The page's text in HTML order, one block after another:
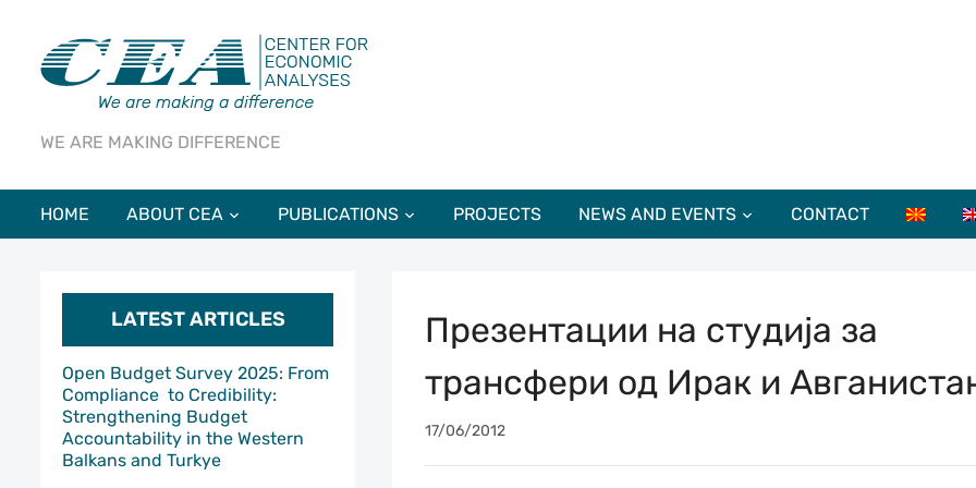
WE ARE MAKING DIFFERENCE
HOME ABOUT CEA PUBLICATIONS PROJECTS NEWS AND EVENTS CONTACT
LATEST ARTICLES
Open Budget Survey 2025: From
Compliance to Credibility:
Strengthening Budget
Accountability in the Western
Balkans and Turkye
Презентации на студијa за
трансфери од Ирак и
17/06/2012